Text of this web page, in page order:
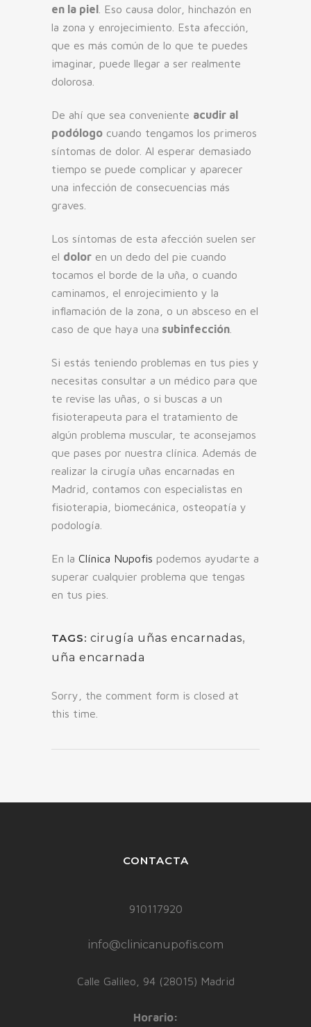
en la piel . Eso causa dolor, hinchazón en
la zona y enrojecimiento. Esta afección,
que es más común de lo que te puedes
imaginar, puede llegar a ser realmente
dolorosa.
De ahí que sea conveniente acudir al
podólogo cuando tengamos los primeros
síntomas de dolor. Al esperar demasiado
tiempo se puede complicar y aparecer
una infección de consecuencias más
graves.
Los síntomas de esta afección suelen ser
el dolor en un dedo del pie cuando
tocamos el borde de la uña, o cuando
caminamos, el enrojecimiento y la
inflamación de la zona, o un absceso en el
caso de que haya una subinfección
Si estás teniendo problemas en tus pies y
necesitas consultar a un médico para que
te revise las uñas, o si buscas a un
fisioterapeuta para el tratamiento de
algún problema muscular, te aconsejamos
que pases por nuestra clínica. Además de
realizar la cirugía uñas encarnadas en
Madrid, contamos con especialistas en
fisioterapia, biomecánica, osteopatía y
podología.
En la Clínica Nupofis podemos ayudarte a
superar cualquier problema que tengas
en tus pies.
TAGS: cirugía uñas encarnadas,
uña encarnada
Sorry, the comment form is closed at
this time.
CONTACTA
910117920
info@clinicanupofis.com
Calle Galileo, 94 (28015) Madrid
Horario: